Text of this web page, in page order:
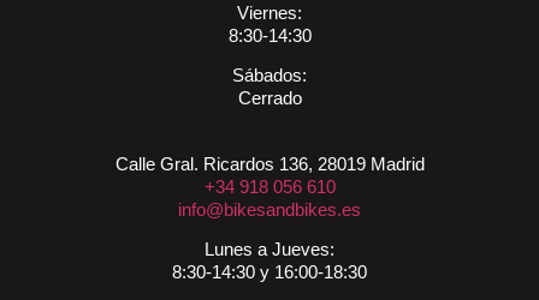
Viernes:
8:30-14:30
Sábados:
Cerrado
Calle Gral. Ricardos 136, 28019 Madrid
+34 918 056 610
info@bikesandbikes.es
Lunes a Jueves:
8:30-14:30 y 16:00-18:30